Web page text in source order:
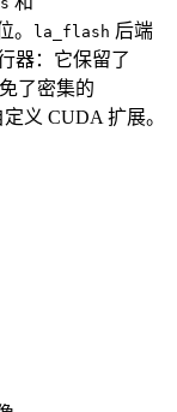
。 la_flash 后端
器：它保留了
了密集的
义 CUDA 扩展。